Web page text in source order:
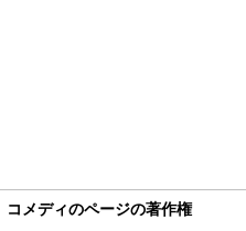
コメディのページの著作権